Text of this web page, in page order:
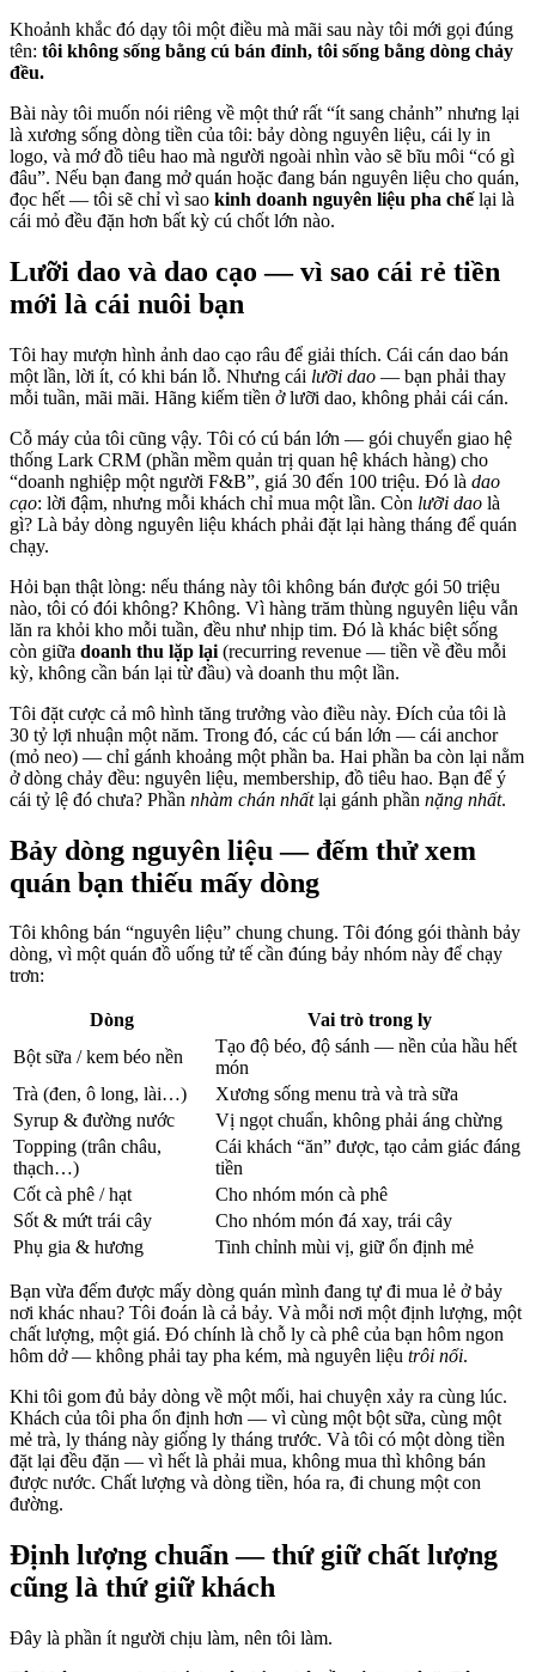
Khoảnh khắc đó dạy tôi một điều mà mãi sau này tôi mới gọi đúng
tên: tôi không sống bằng cú bán đỉnh, tôi sống bằng dòng chảy
đều.
Bài này tôi muốn nói riêng về một thứ rất “ít sang chảnh” nhưng lại
là xương sống dòng tiền của tôi: bảy dòng nguyên liệu, cái ly in
logo, và mớ đồ tiêu hao mà người ngoài nhìn vào sẽ bĩu môi “có gì
đâu”. Nếu bạn đang mở quán hoặc đang bán nguyên liệu cho quán,
đọc hết — tôi sẽ chỉ vì sao kinh doanh nguyên liệu pha chếlại là
cái mỏ đều đặn hơn bất kỳ cú chốt lớn nào.
Lưỡi dao và dao cạo — vì sao cái rẻ tiền
mới là cái nuôi bạn
Tôi hay mượn hình ảnh dao cạo râu để giải thích. Cái cán dao bán
một lần, lời ít, có khi bán lỗ. Nhưng cái lưỡi dao — bạn phải thay
mỗi tuần, mãi mãi. Hãng kiếm tiền ở lưỡi dao, không phải cái cán.
Cỗ máy của tôi cũng vậy. Tôi có cú bán lớn — gói chuyển giao hệ
thống Lark CRM (phần mềm quản trị quan hệ khách hàng) cho
“doanh nghiệp một người F&B”, giá 30 đến 100 triệu. Đó là dao
cạo: lời đậm, nhưng mỗi khách chỉ mua một lần. Còn lưỡi dao là
gì? Là bảy dòng nguyên liệu khách phải đặt lại hàng tháng để quán
chạy.
Hỏi bạn thật lòng: nếu tháng này tôi không bán được gói 50 triệu
nào, tôi có đói không? Không. Vì hàng trăm thùng nguyên liệu vẫn
lăn ra khỏi kho mỗi tuần, đều như nhịp tim. Đó là khác biệt sống
còn giữa doanh thu lặp lại (recurring revenue — tiền về đều mỗi
kỳ, không cần bán lại từ đầu) và doanh thu một lần.
Tôi đặt cược cả mô hình tăng trưởng vào điều này. Đích của tôi là
30 tỷ lợi nhuận một năm. Trong đó, các cú bán lớn — cái anchor
(mỏ neo) — chỉ gánh khoảng một phần ba. Hai phần ba còn lại nằm
ở dòng chảy đều: nguyên liệu, membership, đồ tiêu hao. Bạn để ý
cái tỷ lệ đó chưa? Phần nhàm chán nhấtlại gánh phần nặng nhất.
Bảy dòng nguyên liệu — đếm thử xem
quán bạn thiếu mấy dòng
Tôi không bán “nguyên liệu” chung chung. Tôi đóng gói thành bảy
dòng, vì một quán đồ uống tử tế cần đúng bảy nhóm này để chạy
trơn:
Dòng
Vai trò trong ly
Bột sữa / kem béo nền
Tạo độ béo, độ sánh — nền của hầu hết
món
Trà (đen, ô long, lài…)
Xương sống menu trà và trà sữa
Syrup & đường nước
Vị ngọt chuẩn, không phải áng chừng
Topping (trân châu,
thạch…)
Cái khách “ăn” được, tạo cảm giác đáng
tiền
Cốt cà phê / hạt
Cho nhóm món cà phê
Sốt & mứt trái cây
Cho nhóm món đá xay, trái cây
Phụ gia & hương
Tinh chỉnh mùi vị, giữ ổn định mẻ
Bạn vừa đếm được mấy dòng quán mình đang tự đi mua lẻ ở bảy
nơi khác nhau? Tôi đoán là cả bảy. Và mỗi nơi một định lượng, một
chất lượng, một giá. Đó chính là chỗ ly cà phê của bạn hôm ngon
hôm dở — không phải tay pha kém, mà nguyên liệu trôi nổi.
Khi tôi gom đủ bảy dòng về một mối, hai chuyện xảy ra cùng lúc.
Khách của tôi pha ổn định hơn — vì cùng một bột sữa, cùng một
mẻ trà, ly tháng này giống ly tháng trước. Và tôi có một dòng tiền
đặt lại đều đặn — vì hết là phải mua, không mua thì không bán
được nước. Chất lượng và dòng tiền, hóa ra, đi chung một con
đường.
Định lượng chuẩn — thứ giữ chất lượng
cũng là thứ giữ khách
Đây là phần ít người chịu làm, nên tôi làm.